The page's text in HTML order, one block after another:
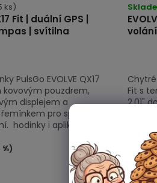
Fit | duální GPS |
| svítilna
ks)
%)
PulsGo EVOLVE QX17
kovovým pouzdrem,
displejem a
pro sport i
hodinky i aplikace v...
1 290
1 990 Kč
Chytré
Fit s
2,01"